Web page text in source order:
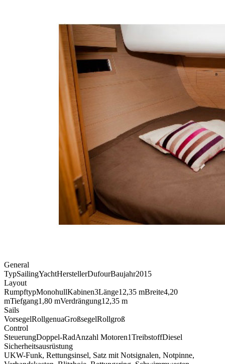
General
TypSailingYachtHerstellerDufourBaujahr2015
Layout
RumpftypMonohullKabinen3Länge12,35 mBreite4,20
mTiefgang1,80 mVerdrängung12,35 m
Sails
VorsegelRollgenuaGroßsegelRollgroß
Control
SteuerungDoppel-RadAnzahl Motoren1TreibstoffDiesel
Sicherheitsausrüstung
UKW-Funk, Rettungsinsel, Satz mit Notsignalen, Notpinne,